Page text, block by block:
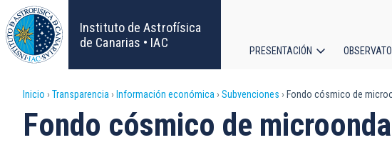
Pasar
al
contenido
principal
Instituto de Astrofísica
de Canarias • IAC
principal
PRESENTACIÓN
Sobrescribir
enlaces
Inicio Transparencia Información económica Subvenciones Fondo cósmico de
Fondo cósmico de